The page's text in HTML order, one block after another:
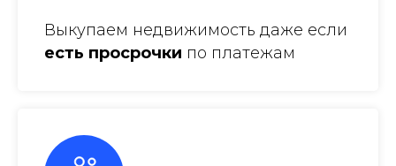
Выкупаем недвижимость даже если
есть просрочки по платежам